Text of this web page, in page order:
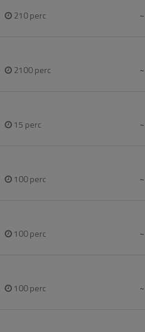
210perc ~
2100perc ~
15 perc ~
100perc ~
100perc ~
100perc ~